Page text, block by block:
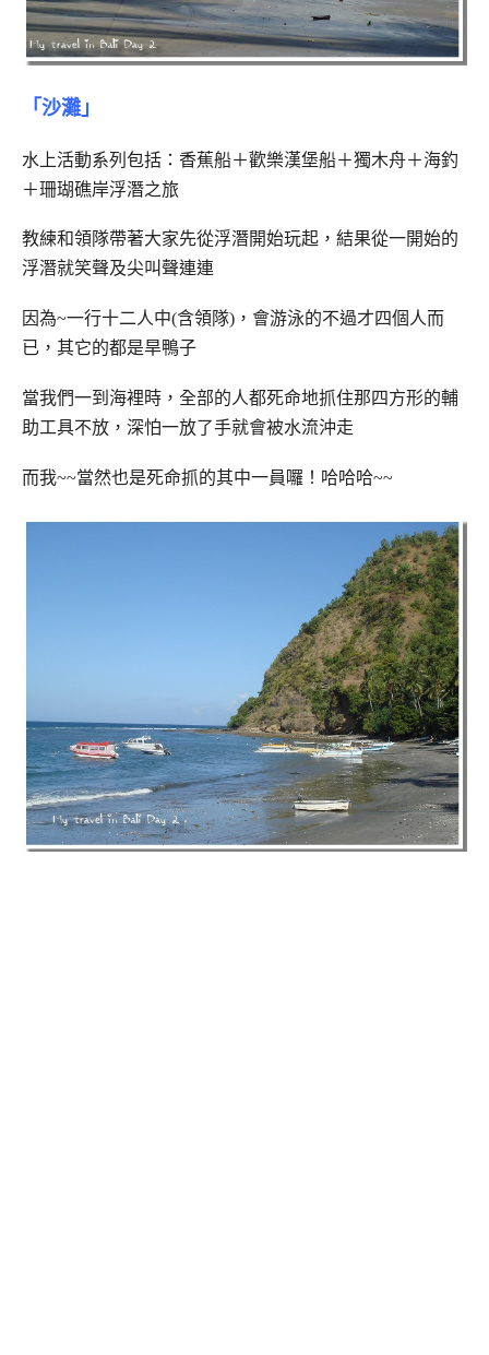
「沙灘」
水上活動系列包括：香蕉船＋歡樂漢堡船＋獨木舟＋海釣
＋珊瑚礁岸浮潛之旅
教練和領隊帶著大家先從浮潛開始玩起，結果從一開始的
浮潛就笑聲及尖叫聲連連
因為~一行十二人中(含領隊)，會游泳的不過才四個人而
已，其它的都是旱鴨子
當我們一到海裡時，全部的人都死命地抓住那四方形的輔
助工具不放，深怕一放了手就會被水流沖走
而我~~當然也是死命抓的其中一員囉！哈哈哈~~